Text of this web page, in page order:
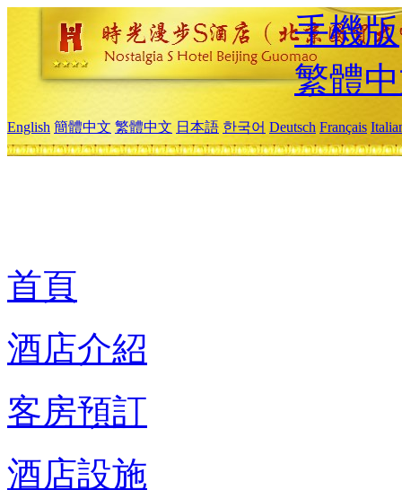
手機版
繁體
English 簡體中文 繁體中文 日本語 한국어 Deutsch Français
首頁
酒店介紹
客房預訂
酒店設施